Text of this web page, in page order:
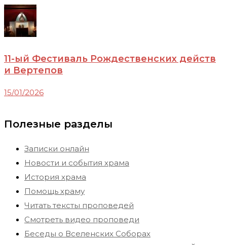
11-ый Фестиваль Рождественских действ
и Вертепов
15/01/2026
Полезные разделы
Записки онлайн
Новости и события храма
История храма
Помощь храму
Читать тексты проповедей
Смотреть видео проповеди
Беседы о Вселенских Соборах